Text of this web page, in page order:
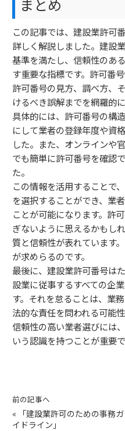
まとめ
この記事では、建設業許可
詳しく解説しました。建設
基準を満たし、信頼性のあ
す重要な指標です。許可番
許可番号の見方、調べ方、
けるべき誤解までを網羅的
具体的には、許可番号の構
にして業者の登録年度や資
した。また、オンラインや
でも簡単に許可番号を確認
た。
この情報を活用することで
を選択することができ、業
ことが可能になります。許
ぎないように思えるかもし
質と信頼性が表れています
が求めらるのです。
最後に、建設業許可番号は
設業に従事するすべての企
す。それを怠ることは、業
法的な責任を問われる可能
信頼性の高い業者選びには
いう認識を持つことが重要で
前の記事へ
«
「建設業許可のための事務ガ
イドライン」